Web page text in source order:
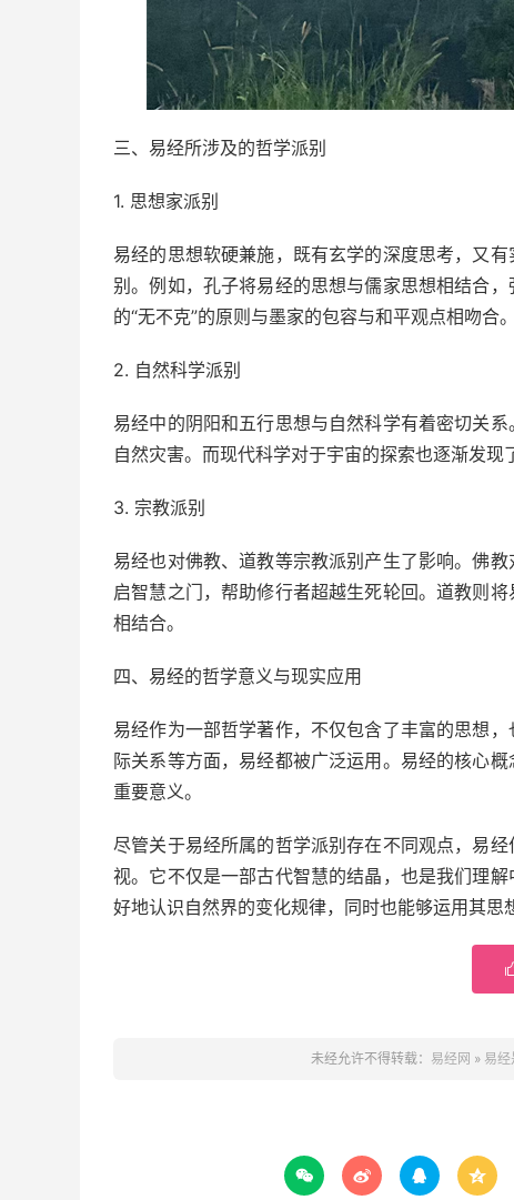
三、易经所涉及的哲学派别
1. 思想家派别
易经的思想软硬兼施，既有玄学的深度思考，又
别。例如，孔子将易经的思想与儒家思想相结合
的“无不克”的原则与墨家的包容与和平观点相吻合
2. 自然科学派别
易经中的阴阳和五行思想与自然科学有着密切关
自然灾害。而现代科学对于宇宙的探索也逐渐发现
3. 宗教派别
易经也对佛教、道教等宗教派别产生了影响。佛
启智慧之门，帮助修行者超越生死轮回。道教则
相结合。
四、易经的哲学意义与现实应用
易经作为一部哲学著作，不仅包含了丰富的思想
际关系等方面，易经都被广泛运用。易经的核心
重要意义。
尽管关于易经所属的哲学派别存在不同观点，易
视。它不仅是一部古代智慧的结晶，也是我们理
好地认识自然界的变化规律，同时也能够运用其思
未经允许不得转载： 易经网 » 易
   